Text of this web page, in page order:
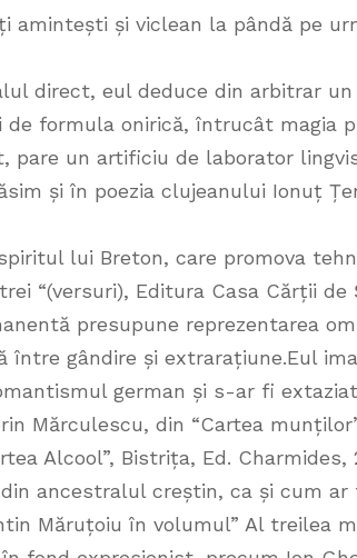
amintești și viclean la pândă pe
direct, eul deduce din arbitrar
formula onirică, întrucât magia
pare un artificiu de laborator
și în poezia clujeanului Ionuț
lui Breton, care promova
“(versuri), Editura Casa Cărții de
presupune reprezentarea
între gândire și extrarațiune.Eul
german și s-ar fi
Mărculescu, din “Cartea
Alcool”, Bistrița, Ed. Charmides,
ancestralul creștin, ca și cum
Măruțoiu în volumul” Al treilea